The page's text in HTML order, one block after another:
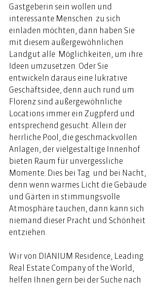
Gastgeberin sein wollen und
interessante Menschen  zu sich
einladen möchten, dann haben Sie
mit diesem außergewöhn­lichen
Landgut alle  Möglichkeiten, um ihre
Ideen umzusetzen. Oder Sie
entwickeln daraus eine lukra­tive
Geschäftsidee, denn auch rund um
Florenz sind außergewöhnliche
Locations immer ein Zugpferd und
entsprechend gesucht. Allein der
herrliche Pool, die geschmackvollen
Anla­gen, der vielgestaltige Innenhof
bieten Raum für un­vergessliche
Momente. Dies bei Tag  und bei Nacht,
denn wenn warmes Licht die Gebäude
und Gärten in stimmungsvolle
Atmosphäre tauchen, dann kann sich
niemand dieser Pracht und Schönheit
entziehen.
Wir von DIANIUM Residence, Leading
Real Estate Company of the World,
helfen Ihnen gern bei der Suche nach